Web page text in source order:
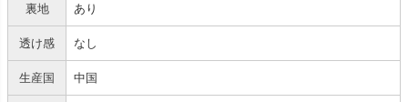
裏地 あり
透け感 なし
生産国 中国